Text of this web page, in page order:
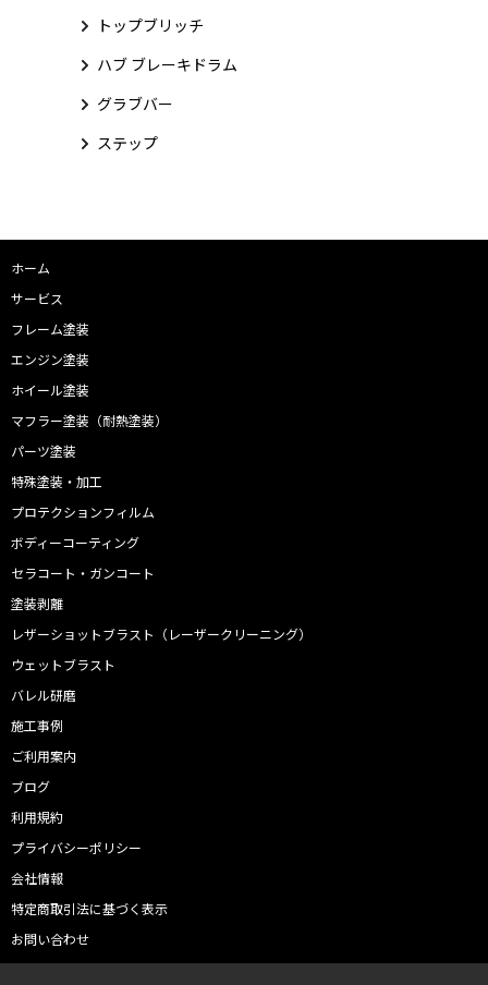
トップブリッチ
ハブ ブレーキドラム
グラブバー
ステップ
ホーム
サービス
フレーム塗装
エンジン塗装
ホイール塗装
マフラー塗装（耐熱塗装）
パーツ塗装
特殊塗装・加工
プロテクションフィルム
ボディーコーティング
セラコート・ガンコート
塗装剥離
レザーショットブラスト（レーザークリーニング）
ウェットブラスト
バレル研磨
施工事例
ご利用案内
ブログ
利用規約
プライバシーポリシー
会社情報
特定商取引法に基づく表示
お問い合わせ